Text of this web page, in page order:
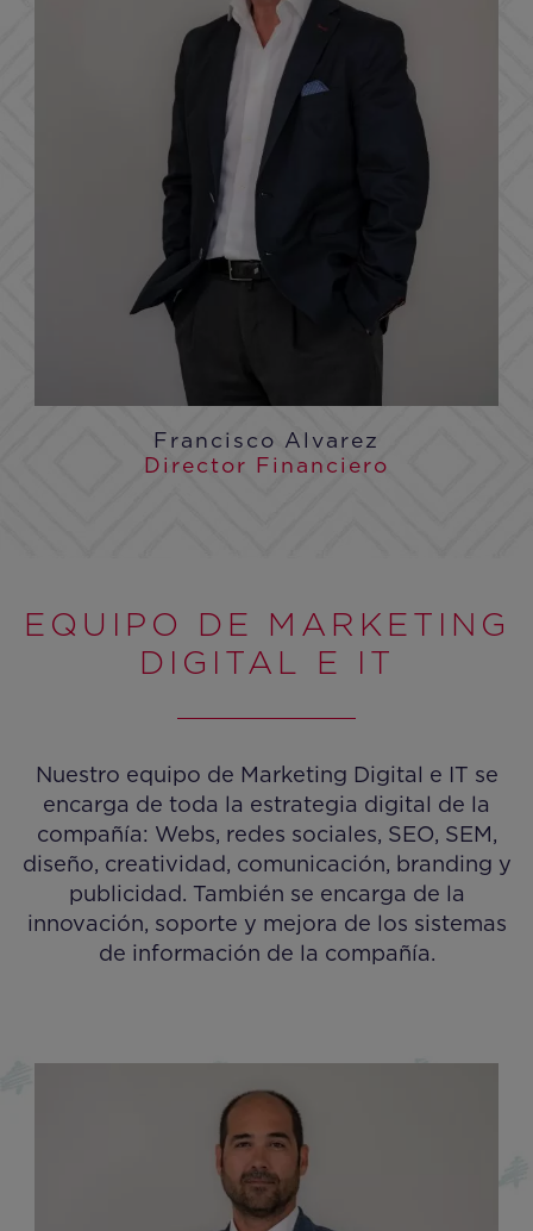
Francisco Alvarez
Director Financiero
EQUIPO DE MARKETING
DIGITAL E IT
Nuestro equipo de Marketing Digital e IT se
encarga de toda la estrategia digital de la
compañía: Webs, redes sociales, SEO, SEM,
diseño, creatividad, comunicación, branding y
publicidad. También se encarga de la
innovación, soporte y mejora de los sistemas
de información de la compañía.